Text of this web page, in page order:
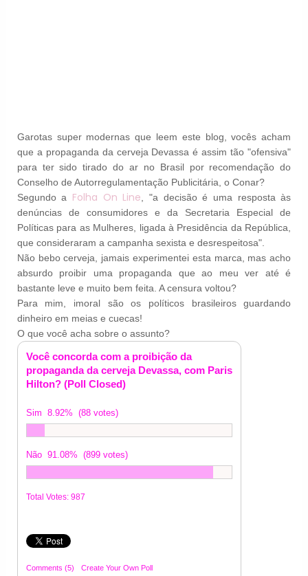
Garotas super modernas que leem este blog, vocês acham
que a propaganda da cerveja Devassa é assim tão "ofensiva"
para ter sido tirado do ar no Brasil por recomendação do
Conselho de Autorregulamentação Publicitária, o Conar?
Segundo a Folha On Line, "a decisão é uma resposta às
denúncias de consumidores e da Secretaria Especial de
Políticas para as Mulheres, ligada à Presidência da República,
que consideraram a campanha sexista e desrespeitosa".
Não bebo cerveja, jamais experimentei esta marca, mas acho
absurdo proibir uma propaganda que ao meu ver até é
bastante leve e muito bem feita. A censura voltou?
Para mim, imoral são os políticos brasileiros guardando
dinheiro em meias e cuecas!
O que você acha sobre o assunto?
Você concorda com a proibição da
propaganda da cerveja Devassa, com Paris
Hilton? (Poll Closed)
Sim 8.92% (88 votes)
Não 91.08% (899 votes)
Total Votes: 987
Comments (5) Create Your Own Poll